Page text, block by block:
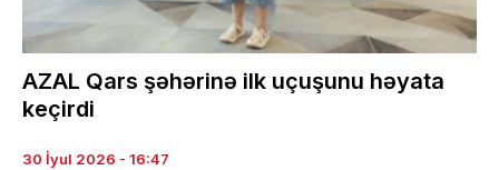
AZAL Qars şəhərinə ilk uçuşunu həyata
keçirdi
30 İyul 2026 - 16:47